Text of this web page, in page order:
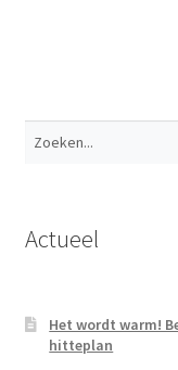
Actueel
Het wordt warm!
hitteplan